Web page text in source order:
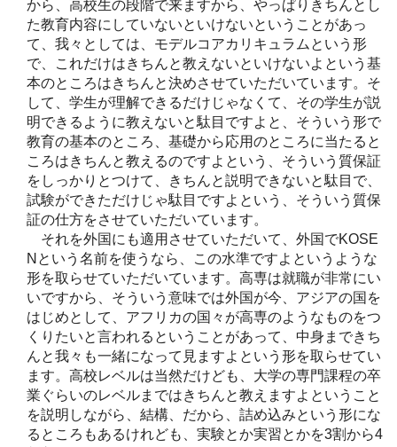
から、高校生の段階で来ますから、やっぱりきちんとし
た教育内容にしていないといけないということがあっ
て、我々としては、モデルコアカリキュラムという形
で、これだけはきちんと教えないといけないよという基
本のところはきちんと決めさせていただいています。そ
して、学生が理解できるだけじゃなくて、その学生が説
明できるように教えないと駄目ですよと、そういう形で
教育の基本のところ、基礎から応用のところに当たると
ころはきちんと教えるのですよという、そういう質保証
をしっかりとつけて、きちんと説明できないと駄目で、
試験ができただけじゃ駄目ですよという、そういう質保
証の仕方をさせていただいています。
それを外国にも適用させていただいて、外国でKOSE
Nという名前を使うなら、この水準ですよというような
形を取らせていただいています。高専は就職が非常にい
いですから、そういう意味では外国が今、アジアの国を
はじめとして、アフリカの国々が高専のようなものをつ
くりたいと言われるということがあって、中身まできち
んと我々も一緒になって見ますよという形を取らせてい
ます。高校レベルは当然だけども、大学の専門課程の卒
業ぐらいのレベルまではきちんと教えますよということ
を説明しながら、結構、だから、詰め込みという形にな
るところもあるけれども、実験とか実習とかを3割から4